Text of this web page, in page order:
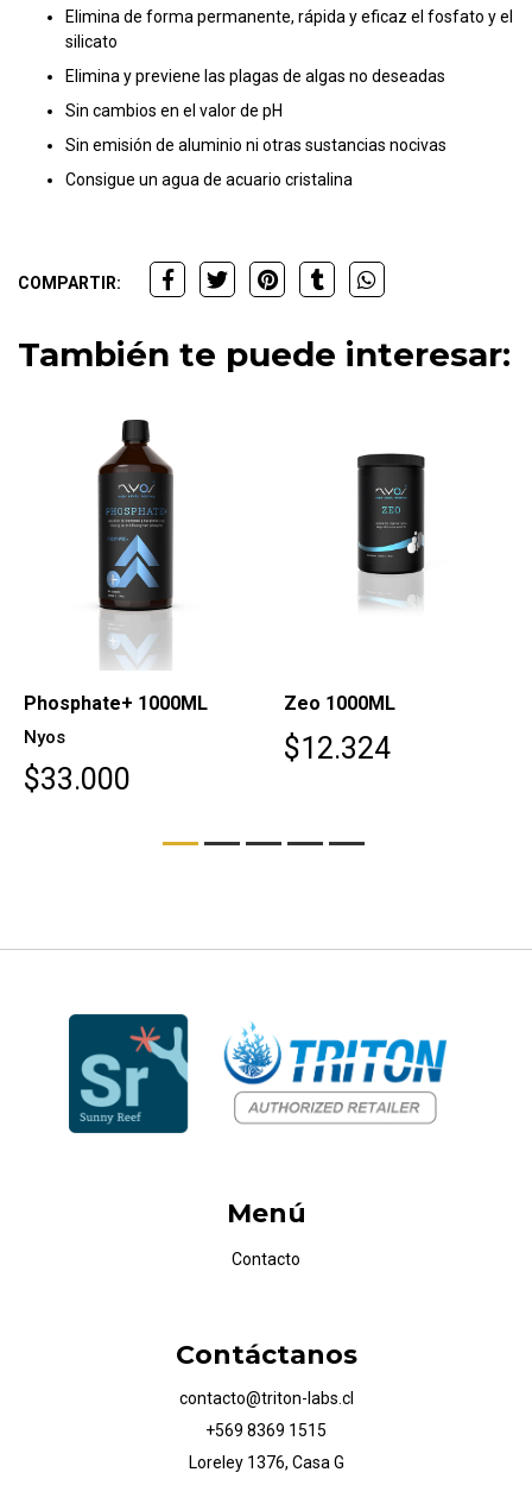
Elimina de forma permanente, rápida y eficaz el fosfato y el
silicato
Elimina y previene las plagas de algas no deseadas
Sin cambios en el valor de pH
Sin emisión de aluminio ni otras sustancias nocivas
Consigue un agua de acuario cristalina
COMPARTIR:
También te puede interesar:
Phosphate+ 1000ML
Nyos
$33.000
Zeo 1000ML
$12.324
Menú
Contacto
Contáctanos
contacto@triton-labs.cl
+569 8369 1515
Loreley 1376, Casa G